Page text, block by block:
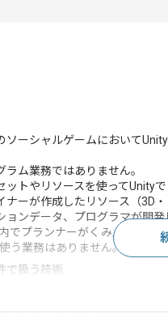
ソーシャルゲームにおいて
ム業務ではありません。
トやリソースを使ってUnity
ナーが作成したリソース（3D
ンデータ、プログラマが開発
でプランナーがくみ上げてい
う業務はありません。
で扱う技術